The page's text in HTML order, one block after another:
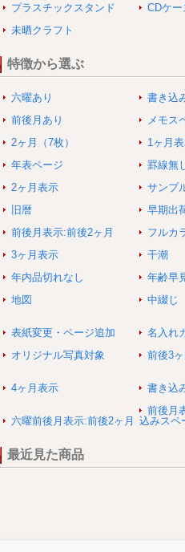
プラスチックスタンド
CDケー
未晒クラフト
特徴から選ぶ
六曜あり 書き込
前後月あり
メモス
2ヶ月（7枚）
1ヶ月
年表ページ
罫線無
2ヶ月表示
サンプ
旧暦
早期出
前後月表示:前後2ヶ月
フルカ
3ヶ月表示
干潮
年内品切れなし
年齢早
地図
中綴じ
表紙変更・ページ追加 名入れ
オリジナル写真対象
前後3ヶ
4ヶ月表示 書き込
六曜前後月表示:前後2ヶ月
前後月
込みスペ
最近見た商品